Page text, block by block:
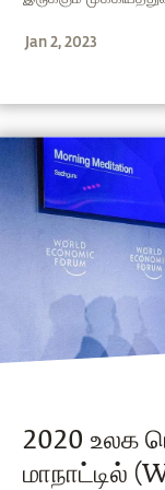
Jan 2, 2023
2020 உலக
மாநாட்டில்